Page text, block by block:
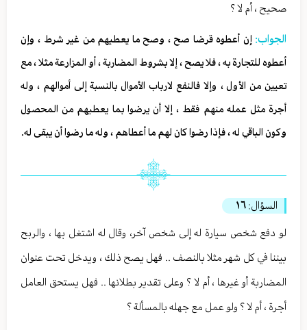
صحيح ، أم لا ؟
الجواب: إن أعطوه قرضا صح ، وصح ما يعطيهم من غير شرط ، وإن
أعطوه للتجارة به ، فلا يصح ، إلا بشروط المضاربة ، أو المزارعة مثلا ، مع
تعيين من الأول ، وإلا فالنفع لارباب الأموال بالنسبة إلى أموالهم ، وله
أجرة مثل عمله منهم فقط ، إلا أن يرضوا بما يعطيهم من المحصول
وكون الباقي له ، فإذا رضوا كان لهم ما أعطاهم ، وله ما رضوا أن يبقى له.
السؤال: ١٦
لو دفع شخص سيارة له إلى شخص آخر، وقال له اشتغل بها ، والربح
بيننا في كل شهر مثلا بالنصف .. فهل يصح ذلك ، ويدخل تحت عنوان
المضاربة أو غيرها ، أم لا ؟ وعلى تقدير بطلانها .. فهل يستحق العامل
أجرة ، أم لا ؟ ولو عمل مع جهله بالمسألة ؟